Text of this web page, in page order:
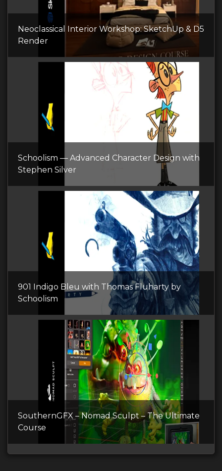
Neoclassical Interior Workshop: SketchUp & D5
Render
Schoolism — Advanced Character Design with
Stephen Silver
901 Indigo Bleu with Thomas Fluharty by
Schoolism
SouthernGFX – Nomad Sculpt – The Ultimate
Course